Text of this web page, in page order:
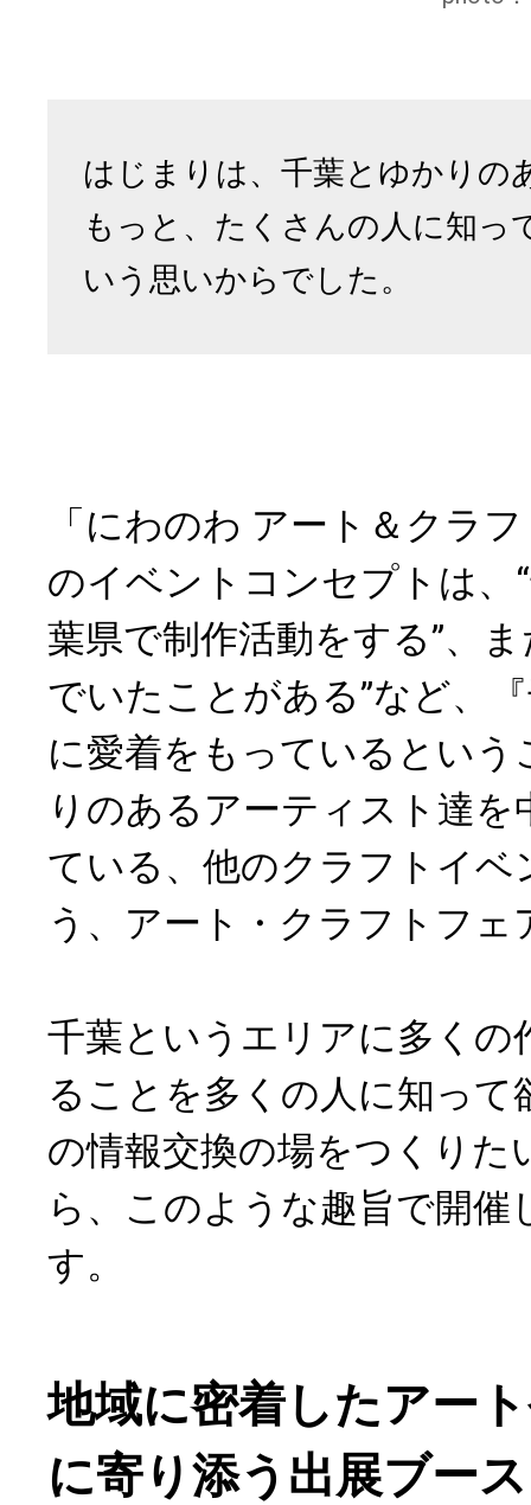
はじまりは、千葉とゆかりの
もっと、たくさんの人に知っ
いう思いからでした。
「にわのわ アート＆クラ
のイベントコンセプトは、
葉県で制作活動をする”、
でいたことがある”など、
に愛着をもっているという
りのあるアーティスト達
ている、他のクラフトイベ
う、アート・クラフトフェ
千葉というエリアに多くの
ることを多くの人に知って
の情報交換の場をつくりた
ら、このような趣旨で開催
す。
地域に密着したアー
に寄り添う出展ブース